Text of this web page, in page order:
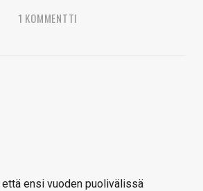
1 KOMMENTTI
ensi vuoden puolivälissä